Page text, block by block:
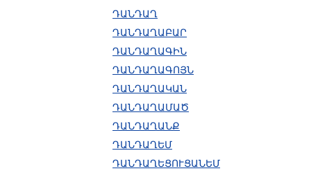
ԴԱՆԴԱՂ
ԴԱՆԴԱՂԱԲԱՐ
ԴԱՆԴԱՂԱԳԻՆ
ԴԱՆԴԱՂԱԳՈՅՆ
ԴԱՆԴԱՂԱԿԱՆ
ԴԱՆԴԱՂԱՄԱԾ
ԴԱՆԴԱՂԱՆՔ
ԴԱՆԴԱՂԵՄ
ԴԱՆԴԱՂԵՑՈՒՑԱՆԵՄ